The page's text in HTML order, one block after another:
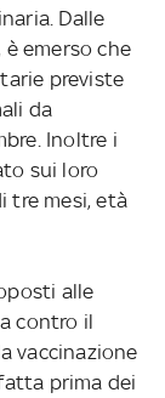
Dalle
emerso che
previste
da
Inoltre i
sui loro
tre mesi, età
alle
contro il
vaccinazione
prima dei